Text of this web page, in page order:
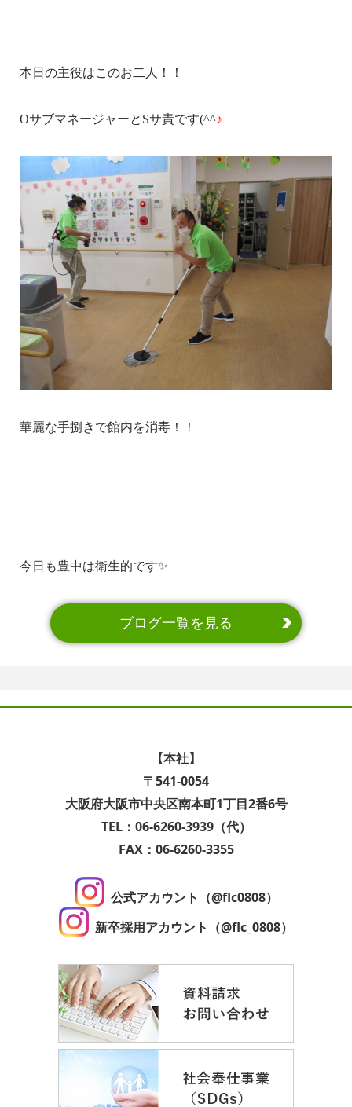
本日の主役はこのお二人！！
OサブマネージャーとSサ責です(^^♪
華麗な手捌きで館内を消毒！！
今日も豊中は衛生的です✨
ブログ一覧を見る
【本社】
〒541-0054
大阪府大阪市中央区南本町1丁目2番6号
TEL：06-6260-3939（代）
FAX：06-6260-3355
公式アカウント（@flc0808）
新卒採用アカウント（@flc_0808）